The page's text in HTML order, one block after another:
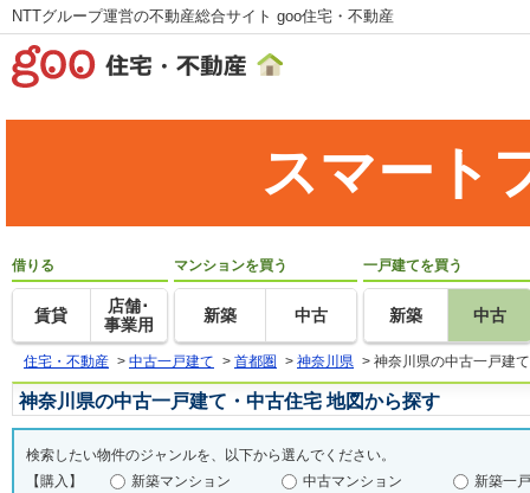
NTTグループ運営の不動産総合サイト goo住宅・不動産
スマート
借りる
賃貸
店舗･
事業用
マンションを買う
新築 中古
一戸建てを買う
新築 中古
住宅・不動産 > 中古一戸建て > 首都圏 > 神奈川県 > 神奈川県の中古一戸建
神奈川県の中古一戸建て・中古住宅 地図から探す
検索したい物件のジャンルを、以下から選んでください。
【購入】
新築マンション 中古マンション
新築一